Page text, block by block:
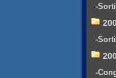
-
-
-